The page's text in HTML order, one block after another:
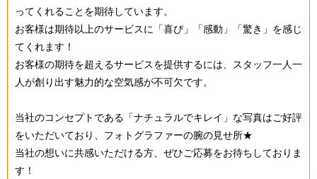
ってくれることを期待しています。
お客様は期待以上のサービスに「喜び」「感動」「驚き」を感じ
てくれます！
お客様の期待を超えるサービスを提供するには、スタッフ一人一
人が創り出す魅力的な空気感が不可欠です。
当社のコンセプトである「ナチュラルでキレイ」な写真はご好評
をいただいており、フォトグラファーの腕の見せ所★
当社の想いに共感いただける方、ぜひご応募をお待ちしておりま
す！